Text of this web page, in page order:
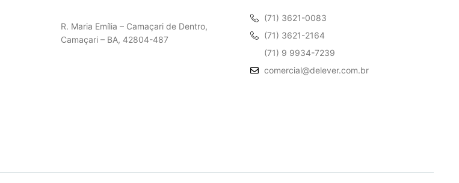
R. Maria Emília – Camaçari de Dentro,
Camaçari – BA, 42804-487
(71) 3621-0083
(71) 3621-2164
(71) 9 9934-7239
comercial@delever.com.br